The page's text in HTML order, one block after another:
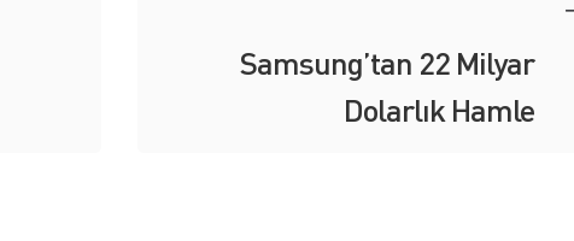
Samsung’tan 22 Milyar
Dolarlık Hamle